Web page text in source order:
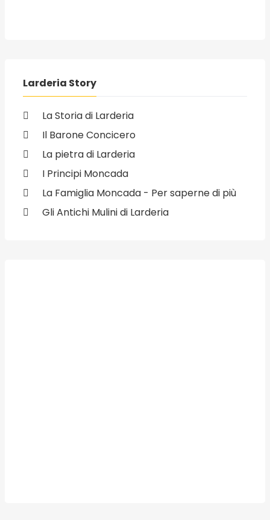
Larderia Story
La Storia di Larderia
Il Barone Concicero
La pietra di Larderia
I Principi Moncada
La Famiglia Moncada - Per saperne di più
Gli Antichi Mulini di Larderia